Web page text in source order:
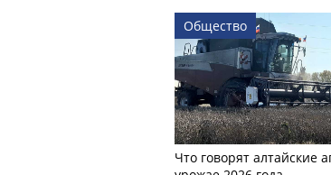
Общество
Что говорят алтайские